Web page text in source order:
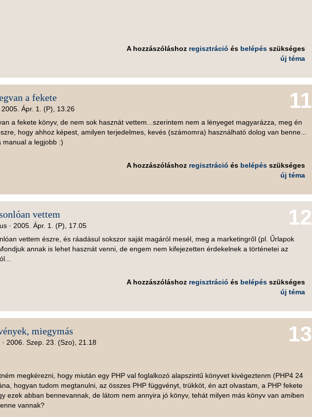
A hozzászóláshoz regisztráció és belépésszükséges
új téma
11
a fekete
2005. Ápr. 1. (P), 13.26
a fekete könyv, de nem sok hasznát vettem...szerintem nem a lényeget magyarázza, meg én
hogy ahhoz képest, amilyen terjedelmes, kevés (számomra) használható dolog van benne...
manual a legjobb :)
A hozzászóláshoz regisztráció és belépésszükséges
új téma
12
vettem
· 2005. Ápr. 1. (P), 17.05
vettem észre, és ráadásul sokszor saját magáról mesél, meg a marketingről (pl. Űrlapok
annak is lehet hasznát venni, de engem nem kifejezetten érdekelnek a történetei az
A hozzászóláshoz regisztráció és belépésszükséges
új téma
13
miegymás
2006. Szep. 23. (Szo), 21.18
megkérezni, hogy miután egy PHP val foglalkozó alapszintű könyvet kivégeztenm (PHP4 24
hogyan tudom megtanulni, az összes PHP függvényt, trükköt, én azt olvastam, a PHP fekete
ezek abban bennevannak, de látom nem annyira jó könyv, tehát milyen más könyv van amiben
vannak?